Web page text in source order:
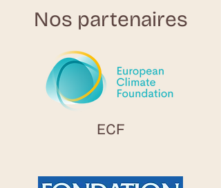
Nos partenaires
ECF